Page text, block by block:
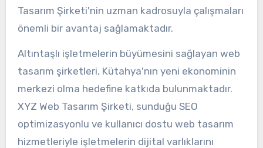
Tasarım Şirketi'nin uzman kadrosuyla çalışmaları
önemli bir avantaj sağlamaktadır.
Altıntaşlı işletmelerin büyümesini sağlayan web
tasarım şirketleri, Kütahya'nın yeni ekonominin
merkezi olma hedefine katkıda bulunmaktadır.
XYZ Web Tasarım Şirketi, sunduğu SEO
optimizasyonlu ve kullanıcı dostu web tasarım
hizmetleriyle işletmelerin dijital varlıklarını